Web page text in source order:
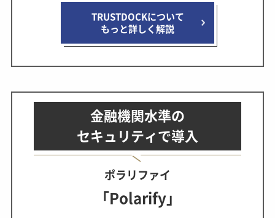
TRUSTDOCKについて
もっと詳しく解説
金融機関水準の
セキュリティで導入
ポラリファイ
「Polarify」